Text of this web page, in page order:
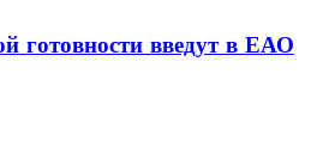
готовности введут в ЕАО